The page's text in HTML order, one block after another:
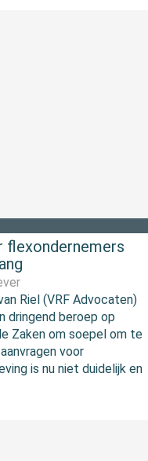
Riel (VRF Advocaten)
dringend beroep op
Zaken om soepel om te
voor
is nu niet duidelijk en